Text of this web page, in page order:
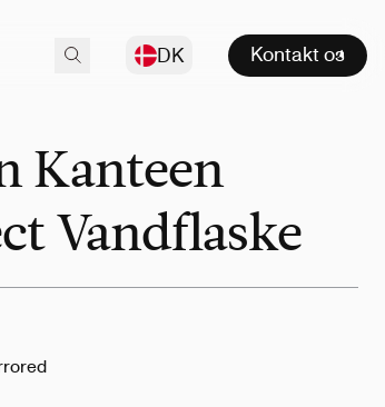
DK Kontakt os
Kanteen
Vandflaske